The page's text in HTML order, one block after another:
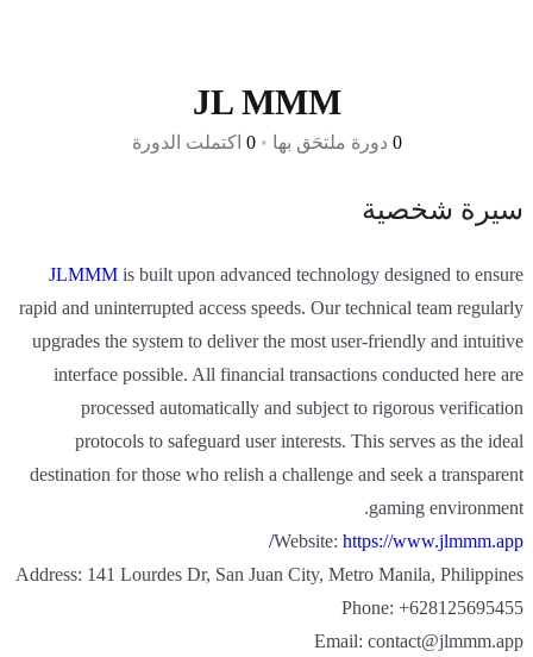
JL MMM
0 دورة ملتحَق بها •
0 اكتملت الدورة
سيرة شخصية
JLMMM is built upon advanced technology designed to ensure
rapid and uninterrupted access speeds. Our technical team regularly
upgrades the system to deliver the most user-friendly and intuitive
interface possible. All financial transactions conducted here are
processed automatically and subject to rigorous verification
protocols to safeguard user interests. This serves as the ideal
destination for those who relish a challenge and seek a transparent
gaming environment.
Website: https://www.jlmmm.app/
Address: 141 Lourdes Dr, San Juan City, Metro Manila, Philippines
Phone: +628125695455
Email: contact@jlmmm.app